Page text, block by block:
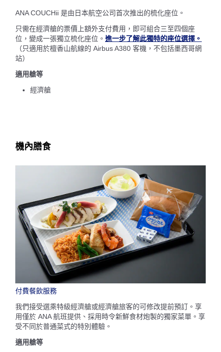
ANA COUCHii 是由日本航空公司首次推出的梳化座位。
只需在經濟艙的票價上額外支付費用，即可組合三至四個座
位，變成一張獨立梳化座位。 進一步了解此獨特的座位選擇。
（只適用於檀香山航線的 Airbus A380 客機，不包括墨西哥網
站）
適用艙等
經濟艙
機內膳食
付費餐飲服務
我們接受選乘特級經濟艙或經濟艙旅客的可修改提前預訂。享
用僅於 ANA 航班提供、採用時令新鮮食材炮製的獨家菜單。享
受不同於普通菜式的特別體驗。
適用艙等